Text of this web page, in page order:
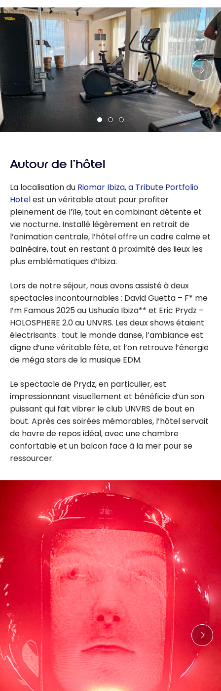
Autour de l’hôtel
La localisation du Riomar Ibiza, a Tribute Portfolio
Hotelest un véritable atout pour profiter
pleinement de l’île, tout en combinant détente et
vie nocturne. Installé légèrement en retrait de
l’animation centrale, l’hôtel offre un cadre calme et
balnéaire, tout en restant à proximité des lieux les
plus emblématiques d’Ibiza.
Lors de notre séjour, nous avons assisté à deux
spectacles incontournables : David Guetta – F* me
I’m Famous 2025 au Ushuaïa Ibiza** et Eric Prydz –
HOLOSPHERE 2.0 au UNVRS. Les deux shows étaient
électrisants : tout le monde danse, l’ambiance est
digne d’une véritable fête, et l’on retrouve l’énergie
de méga stars de la musique EDM.
Le spectacle de Prydz, en particulier, est
impressionnant visuellement et bénéficie d’un son
puissant qui fait vibrer le club UNVRS de bout en
bout. Après ces soirées mémorables, l’hôtel servait
de havre de repos idéal, avec une chambre
confortable et un balcon face à la mer pour se
ressourcer.